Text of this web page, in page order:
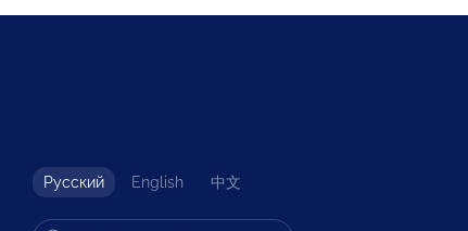
Русский English 中文